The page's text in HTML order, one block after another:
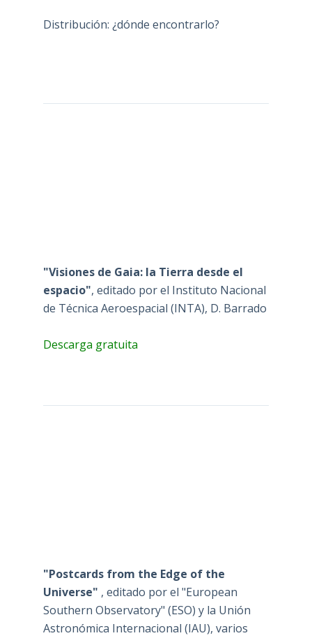
Distribución: ¿dónde encontrarlo?
"Visiones de Gaia: la Tierra desde el
espacio", editado por el Instituto Nacional
de Técnica Aeroespacial (INTA), D. Barrado
Descarga gratuita
"Postcards from the Edge of the
Universe" , editado por el "European
Southern Observatory" (ESO) y la Unión
Astronómica Internacional (IAU), varios